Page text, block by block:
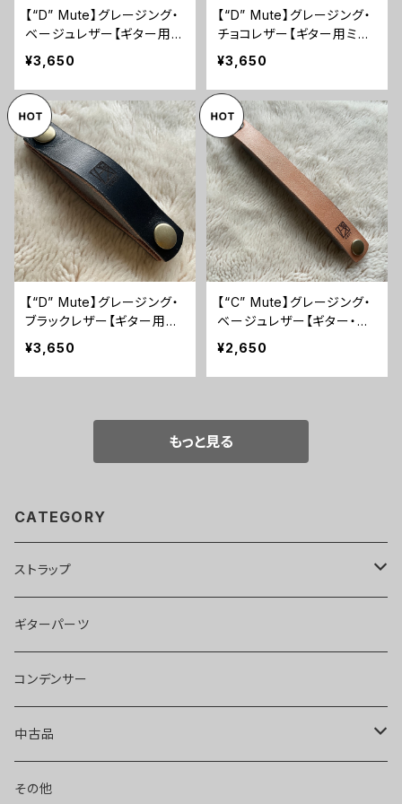
【“D” Mute】グレージング・
ベージュレザー【ギター用ミ
ュートベルト】
¥3,650
【“D” Mute】グレージング・
チョコレザー【ギター用ミュ
ートベルト】
¥3,650
【“D” Mute】グレージング・
ブラックレザー【ギター用ミ
ュートベルト】
¥3,650
【“C” Mute】グレージング・
ベージュレザー【ギター・ベ
ース兼用ミュート】
¥2,650
もっと見る
CATEGORY
ストラップ
llama40
pony40
hobbit40
ギターパーツ
コンデンサー
中古品
エフェクター
その他